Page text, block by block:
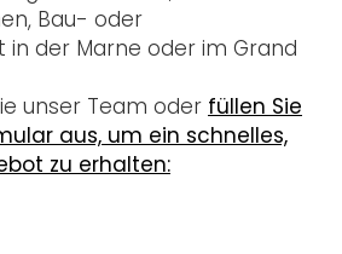
Bau- oder
der Marne oder im Grand
unser Team oder füllen Sie
aus, um ein schnelles,
zu erhalten: